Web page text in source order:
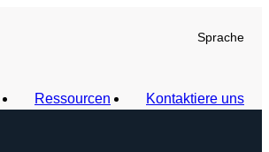
Sprache
Ressourcen Kontaktiere uns